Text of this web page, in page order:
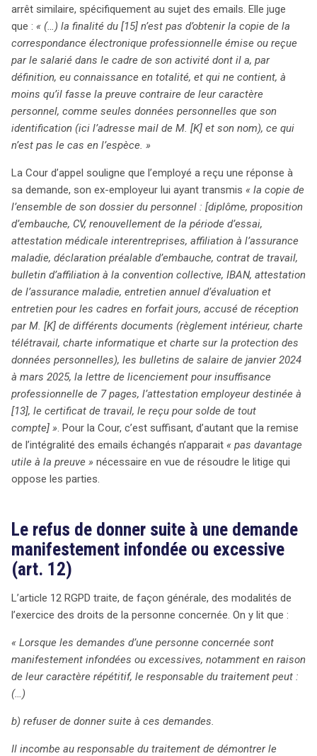
arrêt similaire, spécifiquement au sujet des emails. Elle juge
que : « (…) la finalité du [15] n’est pas d’obtenir la copie de la
correspondance électronique professionnelle émise ou reçue
par le salarié dans le cadre de son activité dont il a, par
définition, eu connaissance en totalité, et qui ne contient, à
moins qu’il fasse la preuve contraire de leur caractère
personnel, comme seules données personnelles que son
identification (ici l’adresse mail de M. [K] et son nom), ce qui
n’est pas le cas en l’espèce. »
La Cour d’appel souligne que l’employé a reçu une réponse à
sa demande, son ex-employeur lui ayant transmis « la copie de
l’ensemble de son dossier du personnel : [diplôme, proposition
d’embauche, CV, renouvellement de la période d’essai,
attestation médicale interentreprises, affiliation à l’assurance
maladie, déclaration préalable d’embauche, contrat de travail,
bulletin d’affiliation à la convention collective, IBAN, attestation
de l’assurance maladie, entretien annuel d’évaluation et
entretien pour les cadres en forfait jours, accusé de réception
par M. [K] de différents documents (règlement intérieur, charte
télétravail, charte informatique et charte sur la protection des
données personnelles), les bulletins de salaire de janvier 2024
à mars 2025, la lettre de licenciement pour insuffisance
professionnelle de 7 pages, l’attestation employeur destinée à
[13], le certificat de travail, le reçu pour solde de tout
compte] ». Pour la Cour, c’est suffisant, d’autant que la remise
de l’intégralité des emails échangés n’apparait « pas davantage
utile à la preuve » nécessaire en vue de résoudre le litige qui
oppose les parties.
Le refus de donner suite à une demande
manifestement infondée ou excessive
(art. 12)
L’article 12 RGPD traite, de façon générale, des modalités de
l’exercice des droits de la personne concernée. On y lit que :
« Lorsque les demandes d’une personne concernée sont
manifestement infondées ou excessives, notamment en raison
de leur caractère répétitif, le responsable du traitement peut :
(…)
b) refuser de donner suite à ces demandes.
Il incombe au responsable du traitement de démontrer le